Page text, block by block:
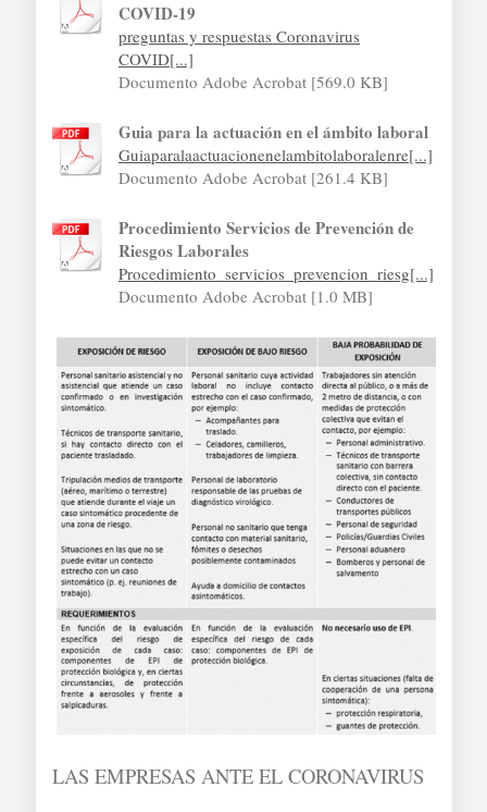
COVID-19
preguntas y respuestas Coronavirus
COVID[...]
Documento Adobe Acrobat [569.0 KB]
Guia para la actuación en el ámbito laboral
Guiaparalaactuacionenelambitolaboralenre[...]
Documento Adobe Acrobat [261.4 KB]
Procedimiento Servicios de Prevención de
Riesgos Laborales
Procedimiento_servicios_prevencion_riesg[...]
Documento Adobe Acrobat [1.0 MB]
LAS EMPRESAS ANTE EL CORONAVIRUS